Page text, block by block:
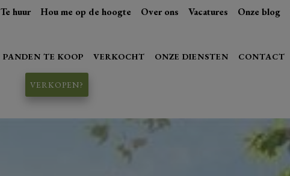
Te huur Hou me op de hoogte Over ons Vacatures Onze blog
PANDEN TE KOOP VERKOCHT ONZE DIENSTEN CONTACT
VERKOPEN?